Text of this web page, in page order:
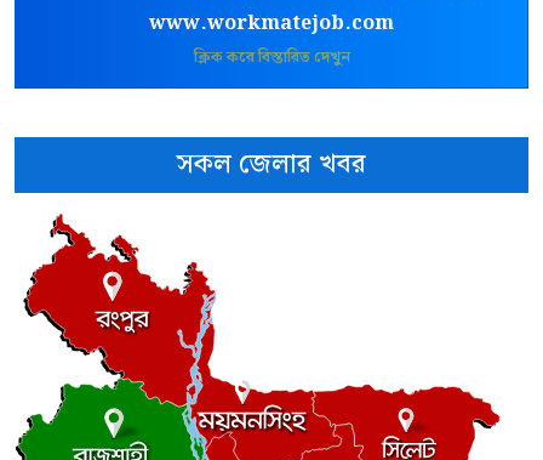
www.workmatejob.com
ক্লিক করে বিস্তারিত দেখুন
সকল জেলার খবর